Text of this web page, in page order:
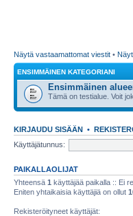
Näytä vastaamattomat viestit •
ENSIMMÄINEN KATEGORIANI
Ensimmäinen
Tämä on testialue. Voit
KIRJAUDU SISÄÄN •
Käyttäjätunnus:
PAIKALLAOLIJAT
Yhteensä 1 käyttäjää paikalla :: Ei
Eniten yhtaikaisia käyttäjiä on ollut
Rekisteröityneet käyttäjät: